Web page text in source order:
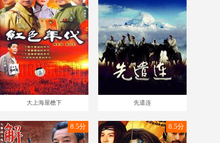
大上海屋檐下 先遣连
8.5分 8.5分